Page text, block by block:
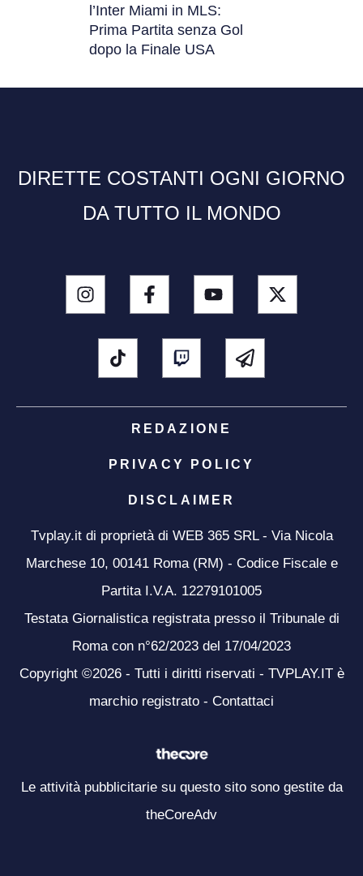
l’Inter Miami in MLS:
Prima Partita senza Gol
dopo la Finale USA
DIRETTE COSTANTI OGNI GIORNO
DA TUTTO IL MONDO
REDAZIONE
PRIVACY POLICY
DISCLAIMER
Tvplay.it di proprietà di WEB 365 SRL - Via Nicola
Marchese 10, 00141 Roma (RM) - Codice Fiscale e
Partita I.V.A. 12279101005
Testata Giornalistica registrata presso il Tribunale di
Roma con n°62/2023 del 17/04/2023
Copyright ©2026 - Tutti i diritti riservati - TVPLAY.IT è
marchio registrato - Contattaci
Le attività pubblicitarie su questo sito sono gestite da
theCoreAdv